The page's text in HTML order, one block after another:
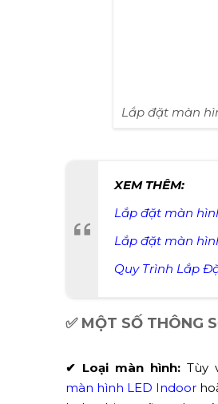
Lắp đặt màn
XEM THÊM:
Lắp đặt màn
Lắp đặt màn
Quy Trình Lắp
✅ MỘT SỐ THÔNG
✔ Loại màn hình: Tùy
màn hình LED Indoor